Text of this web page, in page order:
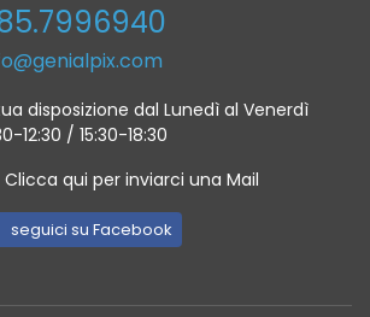
disposizione dal Lunedì al Venerdì
12:30 / 15:30-18:30
Clicca qui per inviarci una Mail
seguici su Facebook